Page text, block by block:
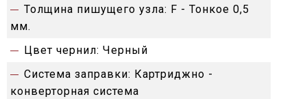
Толщина пишущего узла: F - Тонкое 0,5
мм.
Цвет чернил: Черный
Система заправки: Картриджно -
конверторная система